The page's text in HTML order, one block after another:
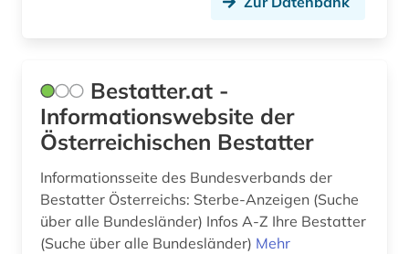
kursangebot (1)
künstler (1)
landeskunde (1)
landschaftsarchitektur (1)
latein (3)
Bestatter.at -
Informationswebsite der
Österreichischen Bestatter
Informationsseite des Bundesverbands der
Bestatter Österreichs: Sterbe-Anzeigen (Suche
über alle Bundesländer) Infos A-Z Ihre Bestatter
(Suche über alle Bundesländer) Mehr